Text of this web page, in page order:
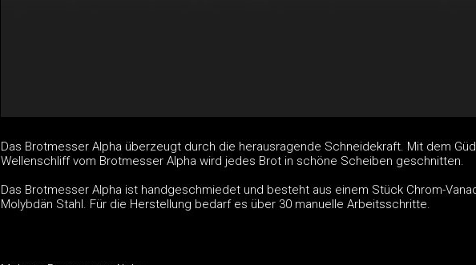
Das Brotmesser Alpha überzeugt durch die herausragende Schneidekraft. Mit dem
Wellenschliff vom Brotmesser Alpha wird jedes Brot in schöne Scheiben geschnitten.
Das Brotmesser Alpha ist handgeschmiedet und besteht aus einem Stück Chrom-
Molybdän Stahl. Für die Herstellung bedarf es über 30 manuelle Arbeitsschritte.